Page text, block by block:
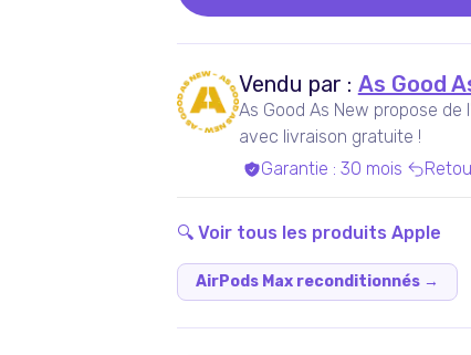
Vendu par : As Good
As Good As New propose
avec livraison gratuite !
Garantie : 30 mois
🔍 Voir tous les produits Apple
AirPods Max reconditionnés→